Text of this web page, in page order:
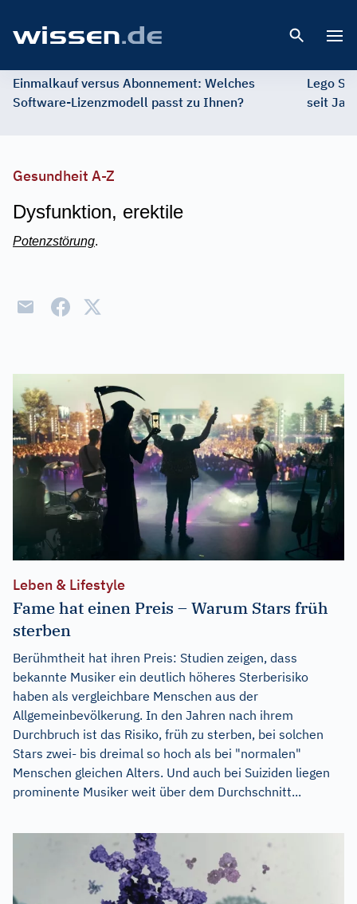
Einmalkauf versus Abonnement: Welches
Software-Lizenzmodell passt zu Ihnen?
Lego
seit
Gesundheit A-Z
Dysfunktion, erektile
Potenzstörung.
Leben & Lifestyle
Fame hat einen Preis – Warum Stars früh
sterben
Berühmtheit hat ihren Preis: Studien zeigen, dass
bekannte Musiker ein deutlich höheres Sterberisiko
haben als vergleichbare Menschen aus der
Allgemeinbevölkerung. In den Jahren nach ihrem
Durchbruch ist das Risiko, früh zu sterben, bei solchen
Stars zwei- bis dreimal so hoch als bei "normalen"
Menschen gleichen Alters. Und auch bei Suiziden liegen
prominente Musiker weit über dem Durchschnitt...